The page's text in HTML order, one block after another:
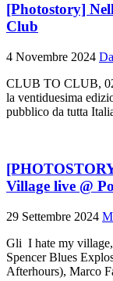
[Photostory]
Club
4 Novembre 2024
CLUB TO CLUB,
la ventiduesima
pubblico da tutta
Village live @
29 Settembre 2024
Gli I hate my
Spencer Blues
Afterhours), Marco